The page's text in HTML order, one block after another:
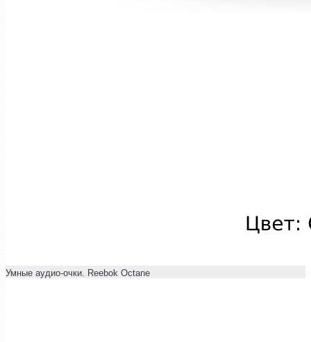
Умные аудио-очки. Reebok Octane